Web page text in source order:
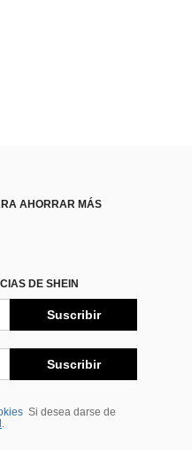
AHORRAR MÁS
DE SHEIN
Suscribir
Suscribir
Si desea darse de
.